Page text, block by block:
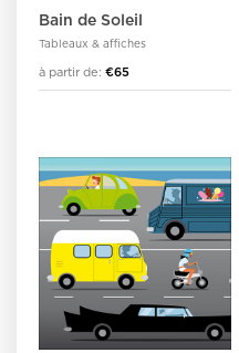
Bain de Soleil
Tableaux & affiches
à partir de: €65